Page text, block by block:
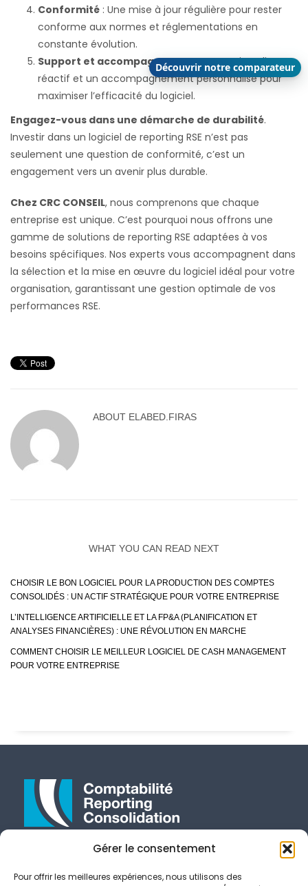
Gérer le consentement
Pour offrir les meilleures expériences, nous utilisons des
Conformité : Une mise à jour régulière pour rester
conforme aux normes et réglementations en
constante évolution.
Support et accompagnement: Un service client
réactif et un accompagnement personnalisé pour
maximiser l’efficacité du logiciel.
Engagez-vous dans une démarche de durabilité.
Investir dans un logiciel de reporting RSE n’est pas
seulement une question de conformité, c’est un
engagement vers un avenir plus durable.
Chez CRC CONSEIL, nous comprenons que chaque
entreprise est unique. C’est pourquoi nous offrons une
gamme de solutions de reporting RSE adaptées à vos
besoins spécifiques. Nos experts vous accompagnent dans
la sélection et la mise en œuvre du logiciel idéal pour votre
organisation, garantissant une gestion optimale de vos
performances RSE.
ABOUT ELABED.FIRAS
WHAT YOU CAN READ NEXT
CHOISIR LE BON LOGICIEL POUR LA PRODUCTION DES COMPTES
CONSOLIDÉS : UN ACTIF STRATÉGIQUE POUR VOTRE ENTREPRISE
L’INTELLIGENCE ARTIFICIELLE ET LA FP&A (PLANIFICATION ET
ANALYSES FINANCIÈRES) : UNE RÉVOLUTION EN MARCHE
COMMENT CHOISIR LE MEILLEUR LOGICIEL DE CASH MANAGEMENT
POUR VOTRE ENTREPRISE
Suivez-Nous
Découvrir notre comparateur